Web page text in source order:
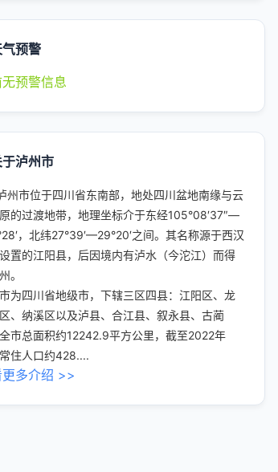
1-3 1-3 1-3
气预警
无预警信息
于泸州市
市位于四川省东南部，地处四川盆地南缘与云
的过渡地带，地理坐标介于东经105°08′37″—
，北纬27°39′—29°20′之间。其名称源于西汉
置的江阳县，后因境内有泸水（今沱江）而得
。
为四川省地级市，下辖三区四县：江阳区、龙
、纳溪区以及泸县、合江县、叙永县、古蔺
市总面积约12242.9平方公里，截至2022年
住人口约428....
多介绍 >>